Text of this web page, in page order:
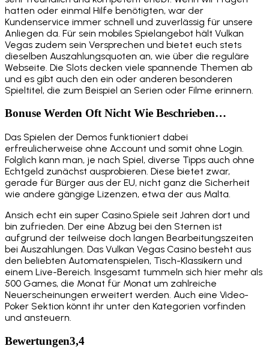
hatten oder einmal Hilfe benötigten, war der
Kundenservice immer schnell und zuverlässig für unsere
Anliegen da. Für sein mobiles Spielangebot hält Vulkan
Vegas zudem sein Versprechen und bietet euch stets
dieselben Auszahlungsquoten an, wie über die reguläre
Webseite. Die Slots decken viele spannende Themen ab
und es gibt auch den ein oder anderen besonderen
Spieltitel, die zum Beispiel an Serien oder Filme erinnern.
Bonuse Werden Oft Nicht Wie Beschrieben…
Das Spielen der Demos funktioniert dabei
erfreulicherweise ohne Account und somit ohne Login.
Folglich kann man, je nach Spiel, diverse Tipps auch ohne
Echtgeld zunächst ausprobieren. Diese bietet zwar,
gerade für Bürger aus der EU, nicht ganz die Sicherheit
wie andere gängige Lizenzen, etwa der aus Malta.
Ansich echt ein super Casino.Spiele seit Jahren dort und
bin zufrieden. Der eine Abzug bei den Sternen ist
aufgrund der teilweise doch langen Bearbeitungszeiten
bei Auszahlungen. Das Vulkan Vegas Casino besteht aus
den beliebten Automatenspielen, Tisch-Klassikern und
einem Live-Bereich. Insgesamt tummeln sich hier mehr als
500 Games, die Monat für Monat um zahlreiche
Neuerscheinungen erweitert werden. Auch eine Video-
Poker Sektion könnt ihr unter den Kategorien vorfinden
und ansteuern.
Bewertungen3,4